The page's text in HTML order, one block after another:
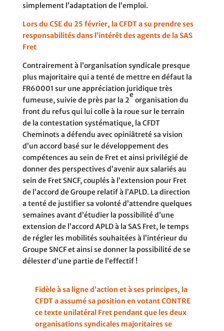
simplement l’adaptation de l’emploi.
Lors du CSE du 25 février, la CFDT a su prendre ses
responsabilités dans l’intérêt des agents de la SAS
Fret
Contrairement à l’organisation syndicale presque
plus majoritaire qui a tenté de mettre en défaut la
FR60001 sur une appréciation juridique très
fumeuse, suivie de près par la 2
e
organisation du
front du refus qui lui colle à la roue sur le terrain
de la contestation systématique, la CFDT
Cheminots a défendu avec opiniâtreté sa vision
d’un accord basé sur le développement des
compétences au sein de Fret et ainsi privilégié de
donner des perspectives d’avenir aux salariés au
sein de Fret SNCF, couplés à l’extension pour Fret
de l’accord de Groupe relatif à l’APLD. La direction
a tenté de justifier sa volonté d’attendre quelques
semaines avant d’étudier la possibilité d’une
extension de l’accord APLD à la SAS Fret, le temps
de régler les mobilités souhaitées à l’intérieur du
Groupe SNCF et ainsi se donner la possibilité de se
délester d’une partie de l’effectif !
Fidèle à sa ligne d’action et à ses principes, la
CFDT a assumé sa position en votant CONTRE
ce texte unilatéral Fret pendant que les deux
organisations syndicales majoritaires se